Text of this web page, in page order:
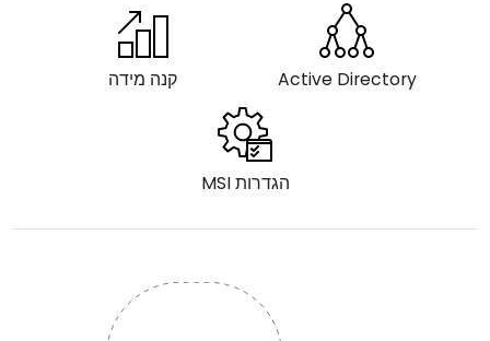
Active Directory קנה מידה
הגדרות MSI